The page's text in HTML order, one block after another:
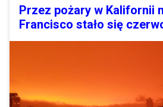
Przez pożary w Kalifornii
Francisco stało się